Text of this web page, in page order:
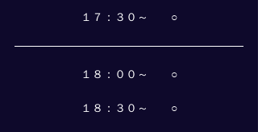
１７：３０～　　○
１８：００～　　○
１８：３０～　　○